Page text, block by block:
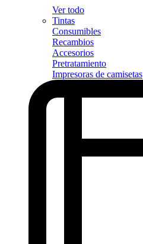
Ver todo
Tintas
Consumibles
Recambios
Accesorios
Pretratamiento
Impresoras de camisetas